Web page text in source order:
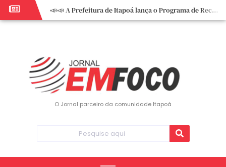
📣📣 A Prefeitura de Itapoá lança o Programa de Recuperação Fiscal (REFIS).
📢 Empreendedor do turismo, esta oportunidade é para você! Itapoá – SC.
O Jornal parceiro da comunidade Itapoá